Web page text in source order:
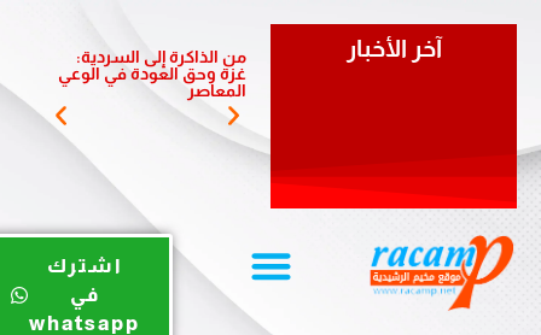
آخر الأخبار
من الذاكرة إلى السردية:
غزة وحق العودة في الوعي
المعاصر
يو
ب
اشترك
في
whatsapp